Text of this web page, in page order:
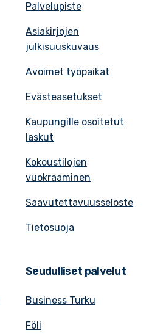
Palvelupiste
Asiakirjojen
julkisuuskuvaus
Avoimet työpaikat
Evästeasetukset
Kaupungille osoitetut
laskut
Kokoustilojen
vuokraaminen
Saavutettavuusseloste
Tietosuoja
Seudulliset palvelut
Business Turku
Föli